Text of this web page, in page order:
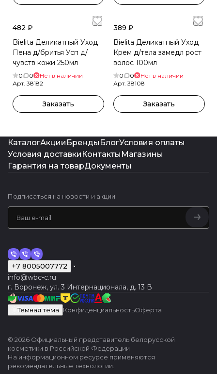
482 ₽
Bielita Деликатный Уход
Пена д/бритья Усп д/
чувств кожи 250мл
0 0
Нет в наличии
Арт. 38182
Заказать
389 ₽
Bielita Деликатный Уход
Крем д/тела замедл рост
волос 100мл
0 0
Нет в наличии
Арт. 38108
Заказать
КаталогАкции Бренды БлогУсловия оплаты
Условия доставки Контакты Магазины
Гарантия на товарДокументы
Подписаться на новости и акции
+7 8005007772
info@wbc-c.ru
г. Воронеж, ул. 3 Интернационала, д. 13 В
Темная тема КонфиденциальностьОферта
© 2026 Официальный представитель белорусской
косметики в Российской Федерации
На информационном ресурсе применяются
рекомендательные технологии